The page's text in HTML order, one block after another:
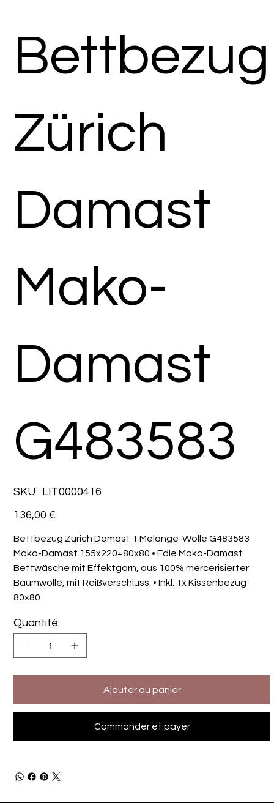
Bettbezug
Zürich
Damast
Mako-
Damast
G483583
SKU : SKU
LIT0000416
LIT0000416
Prix
136,00 €
Bettbezug Zürich Damast 1 Melange-Wolle G483583
Mako-Damast 155x220+80x80 • Edle Mako-Damast
Bettwäsche mit Effektgarn, aus 100% mercerisierter
Baumwolle, mit Reißverschluss. • Inkl. 1x Kissenbezug
80x80
Quantité
Ajouter au panier
Commander et payer